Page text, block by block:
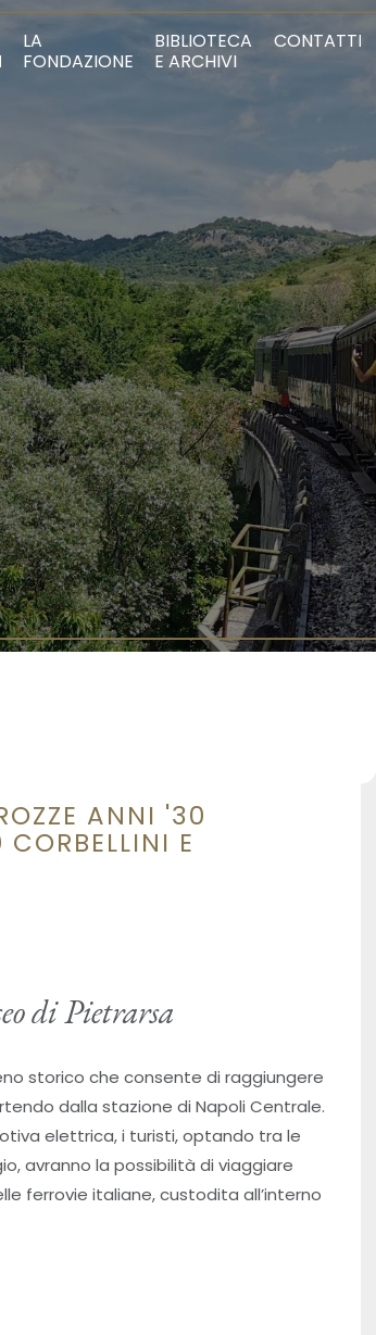
LA
FONDAZIONE
BIBLIOTECA
E ARCHIVI
CONTATTI
ANNI '30
E
di Pietrarsa
storico che consente di raggiungere
dalla stazione di Napoli Centrale.
elettrica, i turisti, optando tra le
avranno la possibilità di viaggiare
ferrovie italiane, custodita all’interno